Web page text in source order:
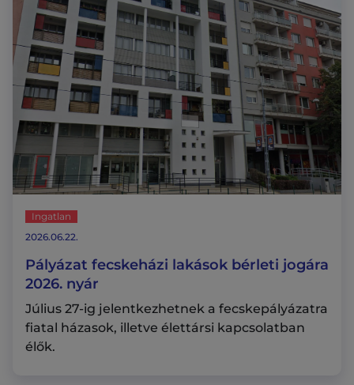
Ingatlan
Pályázat fecskeházi lakások bérleti jogára
2026. nyár
Július 27-ig jelentkezhetnek a fecskepályázatra
fiatal házasok, illetve élettársi kapcsolatban
élők.
2026.06.22.